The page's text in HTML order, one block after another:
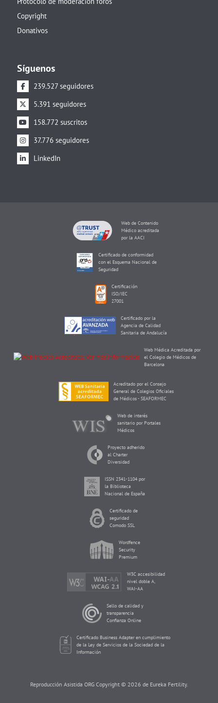
Copyright
Donativos
Síguenos
239.527 seguidores
5.391 seguidores
158.772 suscritos
37.776 seguidores
LinkedIn
Web de Contenido
Médico acreditada
por la AACI
Certificado de conformidad
con el Esquema Nacional de
Seguridad
Certificación
ISO/IEC
27001
Certificado por la
Agencia de Calidad
Sanitaria de Andalucía
Web Médica Acreditada por
el Colegio de Médicos de
Barcelona
Acreditado por el Consejo
General de Colegios Oficiales
de Médicos - SEAFORMEC
Web de interés
sanitario por Portales
Médicos
Proyecto adherido
al Charter
Diversidad
ISSN 2341-1104 por
la Biblioteca
Nacional de España
Certificado de
seguridad
Comodo SSL
Wordfence
Security
Premium
W3C accesibilidad
nivel doble A,
WAI-AA
Sello de calidad y
transparencia
Confianza Online
Certificado Business Adapter en cumplimiento
de la Ley de Servicios de la Sociedad de la
Información
Reproducción Asistida ORG Copyright © 2026 de Eureka Fertility.